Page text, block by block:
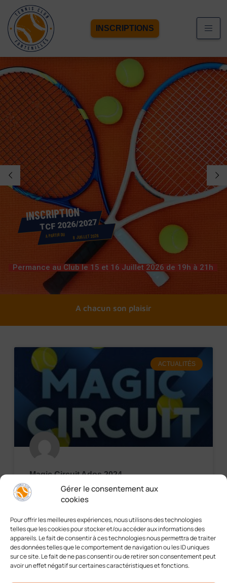
Gérer le consentement aux
cookies
Pour offrir les meilleures expériences, nous utilisons des technologies
telles que les cookies pour stocker et/ou accéder aux informations des
appareils. Le fait de consentir à ces technologies nous permettra de traiter
des données telles que le comportement de navigation ou les ID uniques
sur ce site. Le fait de ne pas consentir ou de retirer son consentement peut
avoir un effet négatif sur certaines caractéristiques et fonctions.
INSCRIPTIONS
INSCRIPTION
TCF 2026/2027
A PARTIR DU 8 JUILLET 2026
Permance au Club le 15 et 16 Juillet 2026 de 19h à 21h
A chacun son tennis
ACTUALITÉS
Magic Circuit Ados 2024
Le TCF a accueilli 130 joueurs cette année sur
pu assister à de très beaux matchs, de belles
performances
EN LIRE PLUS »